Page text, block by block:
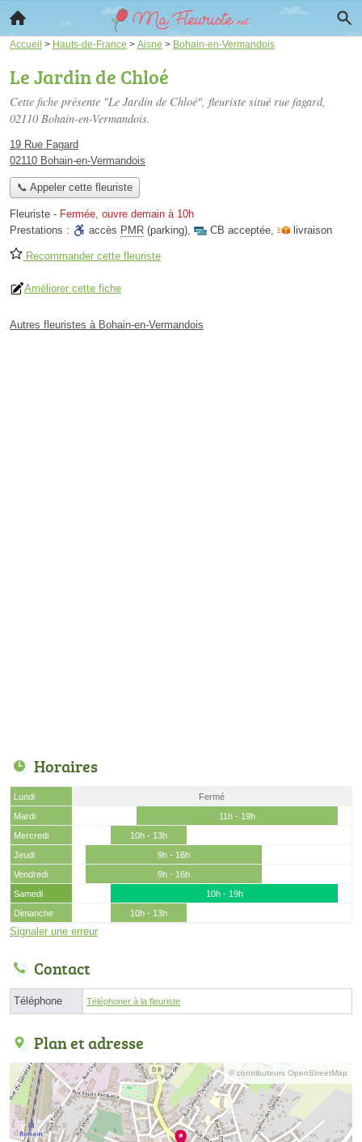
Accueil > Hauts-de-France > Aisne > Bohain-en-Vermandois
Le Jardin de Chloé
Cette fiche présente "Le Jardin de Chloé", fleuriste situé rue fagard,
02110 Bohain-en-Vermandois.
19 Rue Fagard
02110 Bohain-en-Vermandois
📞 Appeler cette fleuriste
Fleuriste - Fermée, ouvre demain à 10h
Prestations :
accès PMR (parking), CB acceptée, livraison
Recommander cette fleuriste
Améliorer cette fiche
Autres fleuristes à Bohain-en-Vermandois
Horaires
Lundi
Fermé
Mardi
11h - 19h
Mercredi
10h - 13h
Jeudi
9h - 16h
Vendredi
9h - 16h
Samedi
10h - 19h
Dimanche
10h - 13h
Signaler une erreur
Contact
Téléphone Téléphoner à la fleuriste
Plan et adresse
© contributeurs OpenStreetMap